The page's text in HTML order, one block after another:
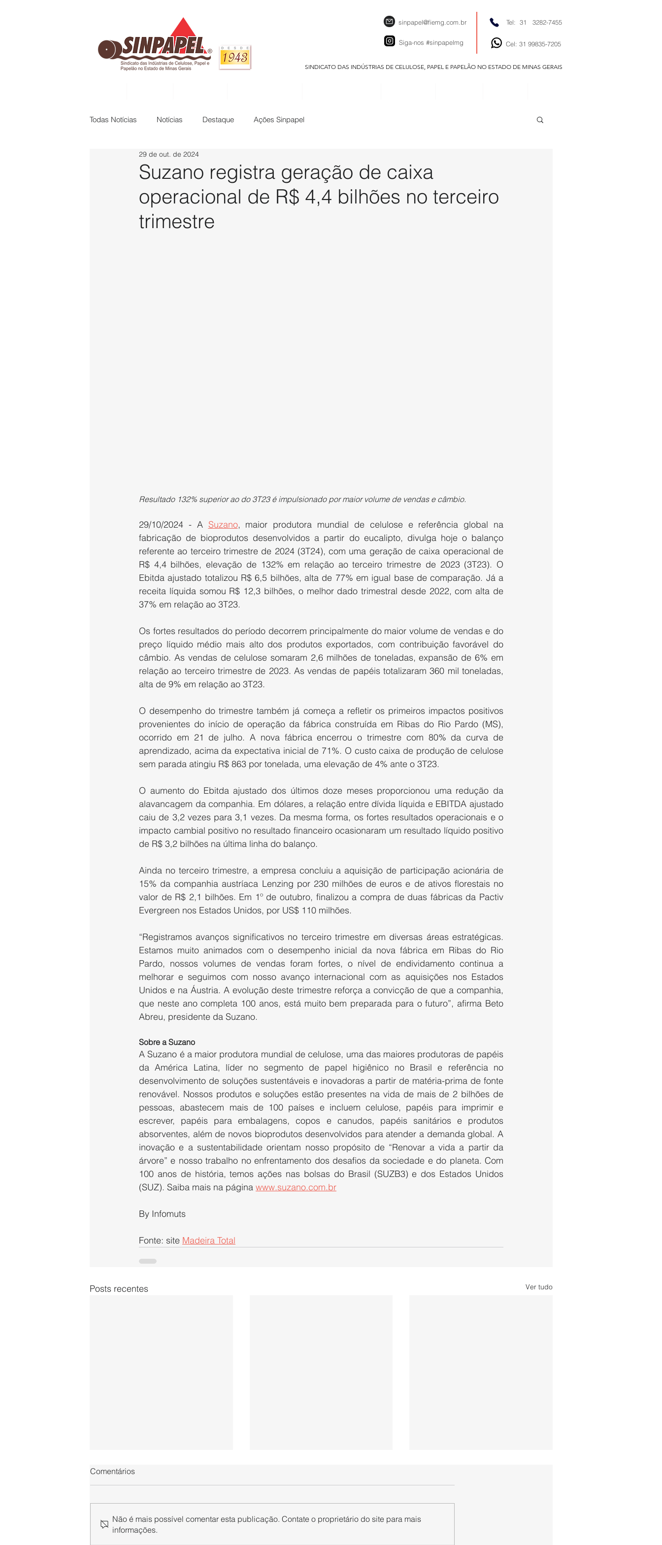
sinpapel@fiemg.com.br
Siga-nos #sinpapelmg
Tel: 31 3282-7455
Cel: 31 99835-7205
SINDICATO DAS INDÚSTRIAS DE CELULOSE, PAPEL E PAPELÃO NO ESTADO DE MINAS GERAIS
Todas Notícias Notícias Destaque Ações Sinpapel
Suzano registra geração de caixa
operacional de R$ 4,4 bilhões no terceiro
trimestre
29 de out. de 2024
Resultado 132% superior ao do 3T23 é impulsionado por maior volume de vendas e câmbio.
29/10/2024 - A Suzano, maior produtora mundial de celulose e referência global na
fabricação de bioprodutos desenvolvidos a partir do eucalipto, divulga hoje o balanço
referente ao terceiro trimestre de 2024 (3T24), com uma geração de caixa operacional de
R$ 4,4 bilhões, elevação de 132% em relação ao terceiro trimestre de 2023 (3T23). O
Ebitda ajustado totalizou R$ 6,5 bilhões, alta de 77% em igual base de comparação. Já a
receita líquida somou R$ 12,3 bilhões, o melhor dado trimestral desde 2022, com alta de
37% em relação ao 3T23.
Os fortes resultados do período decorrem principalmente do maior volume de vendas e do
preço líquido médio mais alto dos produtos exportados, com contribuição favorável do
câmbio. As vendas de celulose somaram 2,6 milhões de toneladas, expansão de 6% em
relação ao terceiro trimestre de 2023. As vendas de papéis totalizaram 360 mil toneladas,
alta de 9% em relação ao 3T23.
O desempenho do trimestre também já começa a refletir os primeiros impactos positivos
provenientes do início de operação da fábrica construída em Ribas do Rio Pardo (MS),
ocorrido em 21 de julho. A nova fábrica encerrou o trimestre com 80% da curva de
aprendizado, acima da expectativa inicial de 71%. O custo caixa de produção de celulose
sem parada atingiu R$ 863 por tonelada, uma elevação de 4% ante o 3T23.
O aumento do Ebitda ajustado dos últimos doze meses proporcionou uma redução da
alavancagem da companhia. Em dólares, a relação entre dívida líquida e EBITDA ajustado
caiu de 3,2 vezes para 3,1 vezes. Da mesma forma, os fortes resultados operacionais e o
impacto cambial positivo no resultado financeiro ocasionaram um resultado líquido positivo
de R$ 3,2 bilhões na última linha do balanço.
Ainda no terceiro trimestre, a empresa concluiu a aquisição de participação acionária de
15% da companhia austríaca Lenzing por 230 milhões de euros e de ativos florestais no
valor de R$ 2,1 bilhões. Em 1º de outubro, finalizou a compra de duas fábricas da Pactiv
Evergreen nos Estados Unidos, por US$ 110 milhões.
“Registramos avanços significativos no terceiro trimestre em diversas áreas estratégicas.
Estamos muito animados com o desempenho inicial da nova fábrica em Ribas do Rio
Pardo, nossos volumes de vendas foram fortes, o nível de endividamento continua a
melhorar e seguimos com nosso avanço internacional com as aquisições nos Estados
Unidos e na Áustria. A evolução deste trimestre reforça a convicção de que a companhia,
que neste ano completa 100 anos, está muito bem preparada para o futuro”, afirma Beto
Abreu, presidente da Suzano.
Sobre a Suzano
A Suzano é a maior produtora mundial de celulose, uma das maiores produtoras de papéis
da América Latina, líder no segmento de papel higiênico no Brasil e referência no
desenvolvimento de soluções sustentáveis e inovadoras a partir de matéria-prima de fonte
renovável. Nossos produtos e soluções estão presentes na vida de mais de 2 bilhões de
pessoas, abastecem mais de 100 países e incluem celulose, papéis para imprimir e
escrever, papéis para embalagens, copos e canudos, papéis sanitários e produtos
absorventes, além de novos bioprodutos desenvolvidos para atender a demanda global. A
inovação e a sustentabilidade orientam nosso propósito de “Renovar a vida a partir da
árvore” e nosso trabalho no enfrentamento dos desafios da sociedade e do planeta. Com
100 anos de história, temos ações nas bolsas do Brasil (SUZB3) e dos Estados Unidos
(SUZ). Saiba mais na página www.suzano.com.br
By Infomuts
Fonte: site Madeira Total
Posts recentes Ver tudo
Comentários
Não é mais possível comentar esta publicação. Contate o proprietário do site para mais
informações.